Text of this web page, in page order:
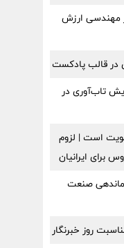
مهندسی ارزش
در قالب پادکست
تاب‌آوری در
است | لزوم
برای ایرانیان
ماده ۱۰ قانون ساماندهی صنعت
روز خبرنگار